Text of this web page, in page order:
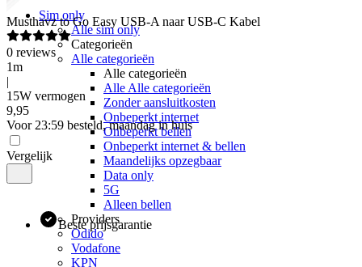
Sim only
Alle sim only
Categorieën
Alle categorieën
Alle categorieën
Alle Alle categorieën
Zonder aansluitkosten
Onbeperkt internet
Onbeperkt bellen
Onbeperkt internet & bellen
Maandelijks opzegbaar
Data only
5G
Alleen bellen
Providers
Odido
Vodafone
KPN
Musthavz to Go Easy USB-A naar USB-C Kabel
0 reviews
1m
|
15W vermogen
9,95
Voor 23:59 besteld, maandag in huis
Vergelijk
Beste prijsgarantie